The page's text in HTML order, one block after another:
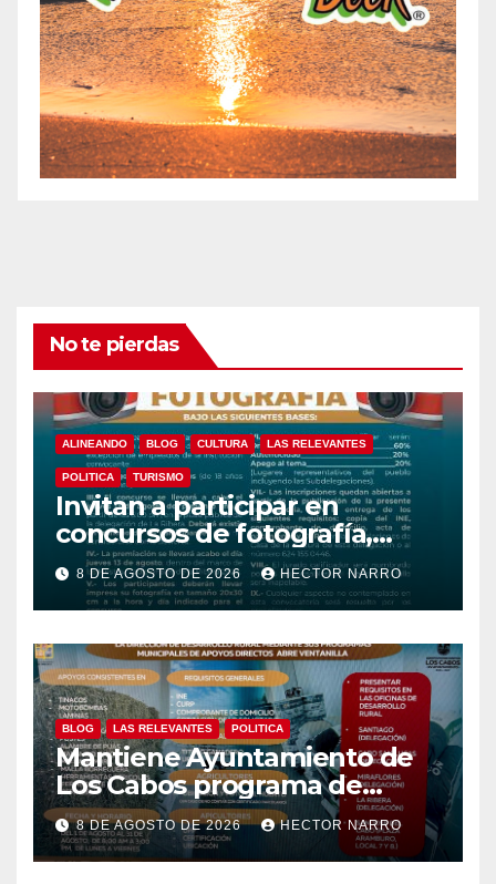
No te pierdas
ALINEANDO BLOG CULTURA LAS RELEVANTES
POLITICA TURISMO
Invitan a participar en
concursos de fotografía,
canto y pintura de las Fiestas
Tradicionales La Ribera 2026
8 DE AGOSTO DE 2026 HECTOR NARRO
BLOG LAS RELEVANTES POLITICA
Mantiene Ayuntamiento de
Los Cabos programa de
apoyos para agricultores,
ganaderos y apicultores
8 DE AGOSTO DE 2026 HECTOR NARRO